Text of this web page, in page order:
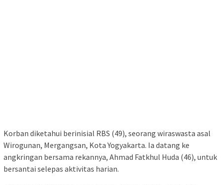
Korban diketahui berinisial RBS (49), seorang wiraswasta asal
Wirogunan, Mergangsan, Kota Yogyakarta. Ia datang ke
angkringan bersama rekannya, Ahmad Fatkhul Huda (46), untuk
bersantai selepas aktivitas harian.